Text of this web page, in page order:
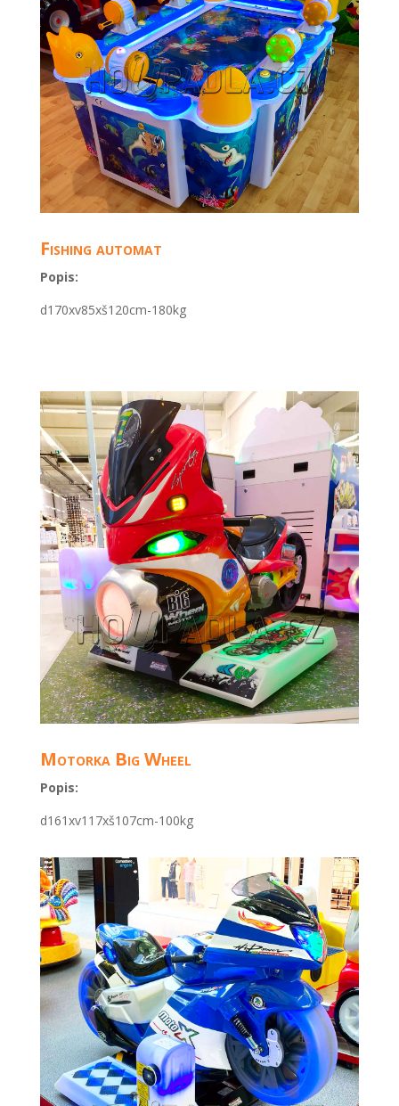
Fishing automat
Popis:
d170xv85xš120cm-180kg
Motorka Big Wheel
Popis:
d161xv117xš107cm-100kg